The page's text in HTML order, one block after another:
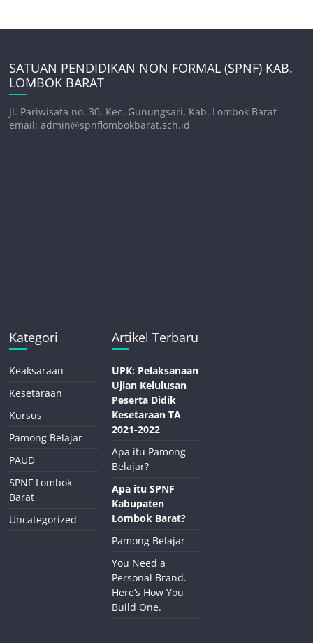
SATUAN PENDIDIKAN NON FORMAL (SPNF) KAB.
LOMBOK BARAT
Jl. Pariwisata no. 30, Kec. Gunungsari, Kab. Lombok Barat
email: admin@spnflombokbarat.sch.id
Kategori
Keaksaraan
Kesetaraan
Kursus
Pamong Belajar
PAUD
SPNF Lombok
Barat
Uncategorized
Artikel Terbaru
UPK: Pelaksanaan
Ujian Kelulusan
Peserta Didik
Kesetaraan TA
2021-2022
Apa itu Pamong
Belajar?
Apa itu SPNF
Kabupaten
Lombok Barat?
Pamong Belajar
You Need a
Personal Brand.
Here’s How You
Build One.